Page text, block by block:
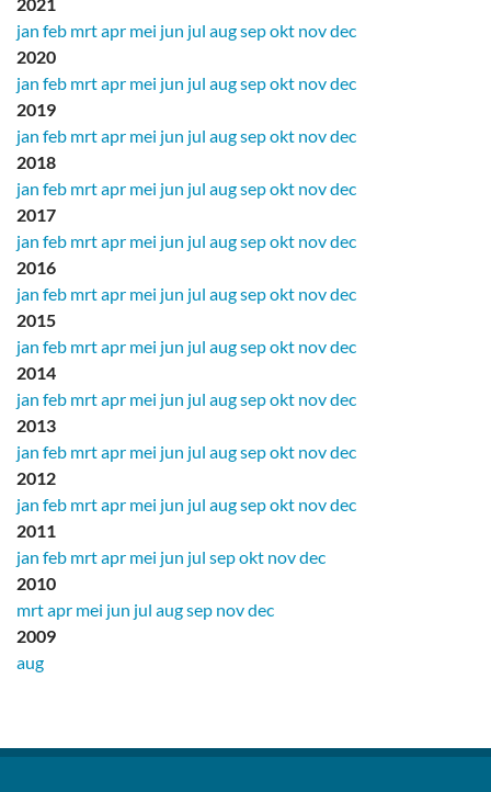
2021
jan feb mrtapr mei jun jul augsepokt novdec
2020
jan feb mrtapr mei jun jul augsepokt novdec
2019
jan feb mrtapr mei jun jul augsepokt novdec
2018
jan feb mrtapr mei jun jul augsepokt novdec
2017
jan feb mrtapr mei jun jul augsepokt novdec
2016
jan feb mrtapr mei jun jul augsepokt novdec
2015
jan feb mrtapr mei jun jul augsepokt novdec
2014
jan feb mrtapr mei jun jul augsepokt novdec
2013
jan feb mrtapr mei jun jul augsepokt novdec
2012
jan feb mrtapr mei jun jul augsepokt novdec
2011
jan feb mrtapr mei jun jul sepokt novdec
2010
mrtapr mei jun jul augsep novdec
2009
aug